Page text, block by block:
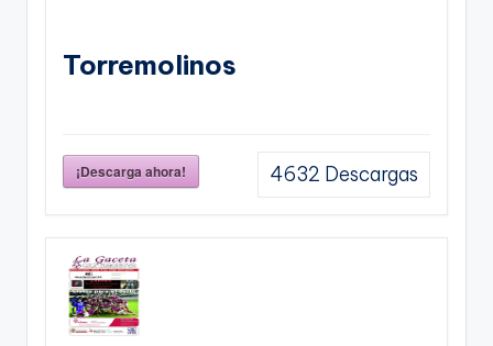
Torremolinos
¡Descarga ahora! 4632 Descargas